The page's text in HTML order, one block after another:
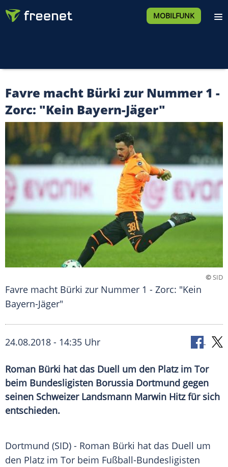
MOBILFUNK
Favre macht Bürki zur Nummer 1 -
Zorc: "Kein Bayern-Jäger"
©SID
Favre macht Bürki zur Nummer 1 - Zorc: "Kein
Bayern-Jäger"
24.08.2018 - 14:35 Uhr
Roman Bürki hat das Duell um den Platz im Tor
beim Bundesligisten Borussia Dortmund gegen
seinen Schweizer Landsmann Marwin Hitz für sich
entschieden.
Dortmund (SID) - Roman Bürki hat das Duell um
den Platz im Tor beim Fußball-Bundesligisten